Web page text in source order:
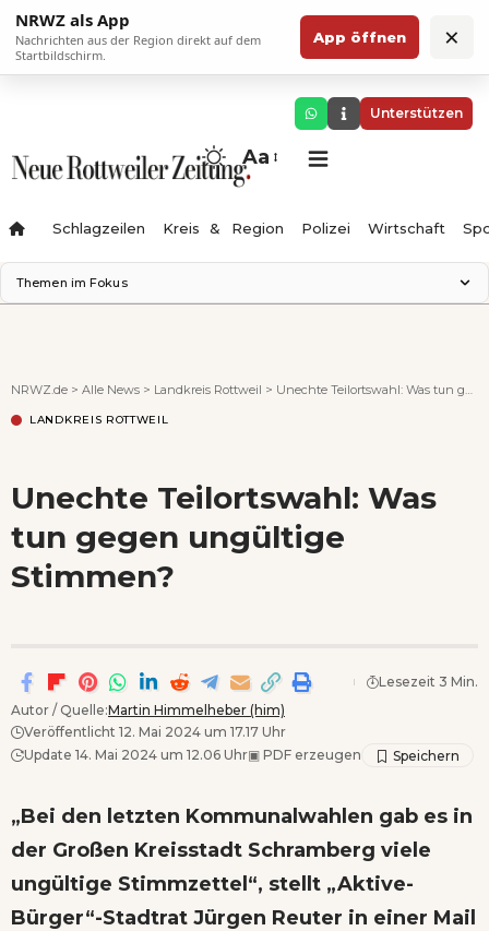
NRWZ als App
Nachrichten aus der Region direkt auf dem
Startbildschirm.
App öffnen ×
Unterstützen
Aa
Schlagzeilen Kreis & Region Polizei Wirtschaft
Themen im Fokus
Ferienzauber '26
Testturm
Wenn Orte erzählen ...
NRWZ.de > Alle News > Landkreis Rottweil > Unechte Teilortswahl: Was tun gegen ungültige Stimmen?
LANDKREIS ROTTWEIL
Unechte Teilortswahl: Was
tun gegen ungültige
Stimmen?
Autor / Quelle:Martin Himmelheber (him)
Veröffentlicht 12. Mai 2024 um 17.17 Uhr
Update 14. Mai 2024 um 12.06 Uhr▣ PDF erzeugen
Lesezeit 3 Min.
„Bei den letzten Kommunalwahlen gab es in
der Großen Kreisstadt Schramberg viele
ungültige Stimmzettel“, stellt „Aktive-
Bürger“-Stadtrat Jürgen Reuter in einer Mail